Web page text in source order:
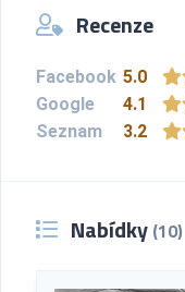
Recenze
Facebook 5.0
Google 4.1
Seznam 3.2
Nabídky (10)